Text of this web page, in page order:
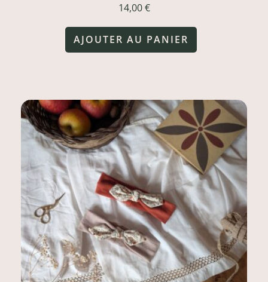
14,00€
AJOUTER AU PANIER